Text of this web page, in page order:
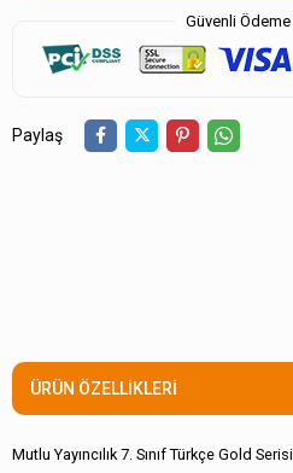
Güvenli
Paylaş
ÜRÜN ÖZELLIKLERI
Mutlu Yayıncılık 7. Sınıf Türkçe Gold